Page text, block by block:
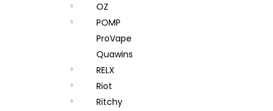
OZ
POMP
ProVape
Quawins
RELX
Riot
Ritchy